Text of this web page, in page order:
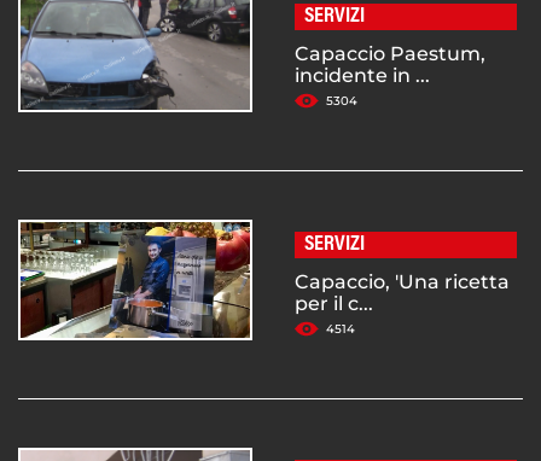
SERVIZI
Capaccio Paestum,
incidente in ...
5304
SERVIZI
Capaccio, 'Una ricetta
per il c...
4514